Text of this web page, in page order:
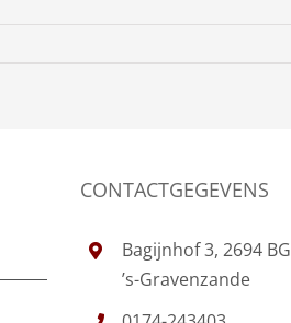
CONTACTGEGEVENS
Bagijnhof 3, 2694 BG
’s-Gravenzande